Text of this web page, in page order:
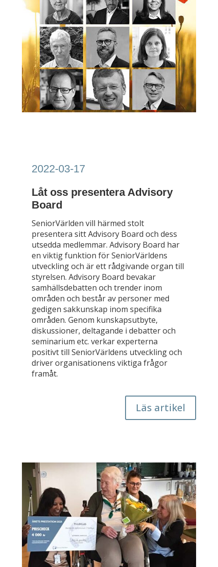
2022-03-17
Låt oss presentera Advisory
Board
SeniorVärlden vill härmed stolt
presentera sitt Advisory Board och dess
utsedda medlemmar. Advisory Board har
en viktig funktion för SeniorVärldens
utveckling och är ett rådgivande organ till
styrelsen. Advisory Board bevakar
samhällsdebatten och trender inom
områden och består av personer med
gedigen sakkunskap inom specifika
områden. Genom kunskapsutbyte,
diskussioner, deltagande i debatter och
seminarium etc. verkar experterna
positivt till SeniorVärldens utveckling och
driver organisationens viktiga frågor
framåt.
Läs artikel